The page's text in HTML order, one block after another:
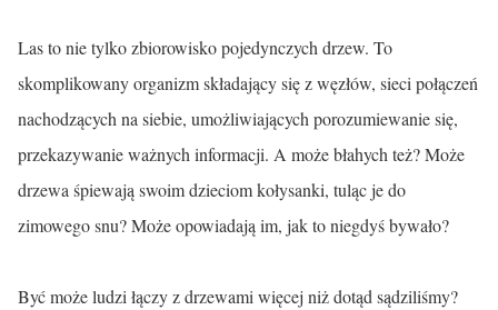
Las to nie tylko zbiorowisko pojedynczych drzew. To
skomplikowany organizm składający się z węzłów, sieci połączeń
nachodzących na siebie, umożliwiających porozumiewanie się,
przekazywanie ważnych informacji. A może błahych też? Może
drzewa śpiewają swoim dzieciom kołysanki, tuląc je do
zimowego snu? Może opowiadają im, jak to niegdyś bywało?
Być może ludzi łączy z drzewami więcej niż dotąd sądziliśmy?